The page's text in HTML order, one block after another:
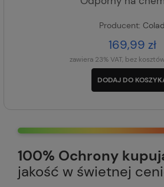
Producent: Colad
169,99 zł
zawiera 23% VAT, bez
DODAJ DO
100% Ochrony
jakość w świetnej